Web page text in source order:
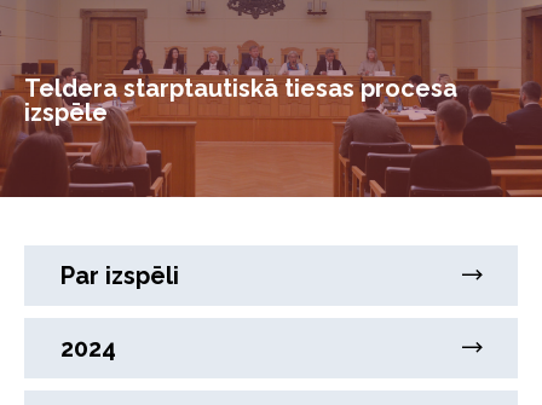
Teldera starptautiskā tiesas procesa
izspēle
Par izspēli
2024